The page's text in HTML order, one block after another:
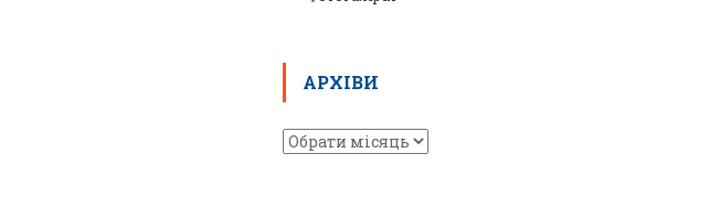
АРХІВИ